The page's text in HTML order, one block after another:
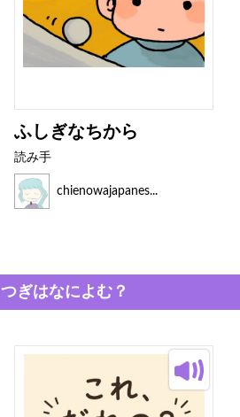
ふしぎなちから
読み手
chienowajapanes...
つぎはなによむ？